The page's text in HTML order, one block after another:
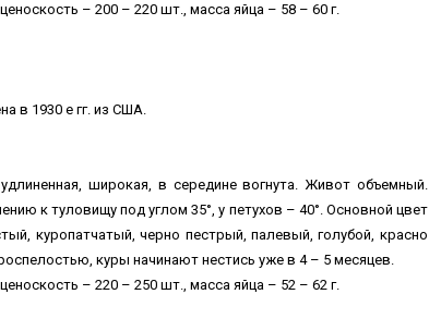
– 200 – 220 шт., масса яйца – 58 – 60 г.
в 1930 е гг. из США.
широкая, в середине вогнута. Живот объемный.
к туловищу под углом 35°, у петухов – 40°. Основной цвет
куропатчатый, черно пестрый, палевый, голубой, красно
куры начинают нестись уже в 4 – 5 месяцев.
– 220 – 250 шт., масса яйца – 52 – 62 г.